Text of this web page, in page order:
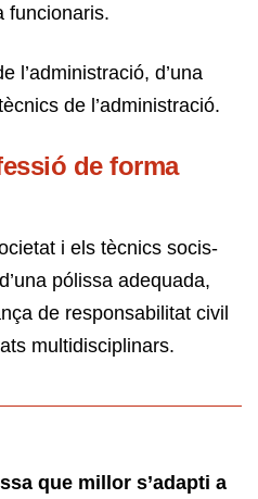
funcionaris.
l’administració, d’una
de l’administració.
de forma
i els tècnics socis-
pólissa adequada,
de responsabilitat civil
multidisciplinars.
que millor s’adapti a